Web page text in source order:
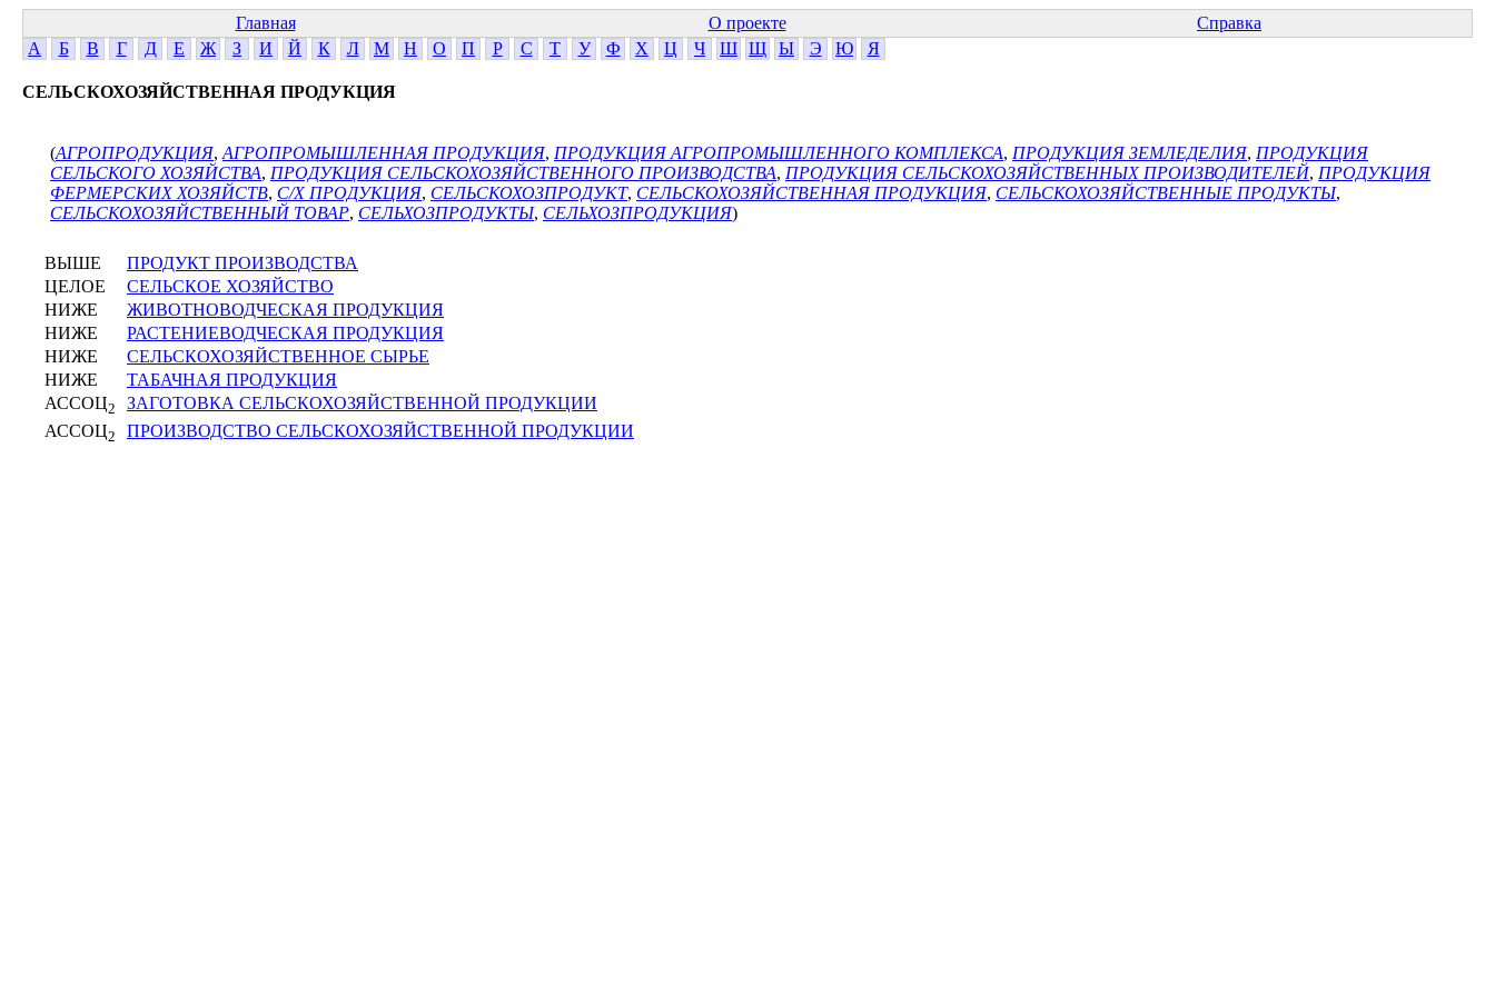
Главная О проекте
Справка
А
Б В Г Д Е Ж З И Й К Л М Н О П Р С Т У Ф Х Ц Ч Ш Щ Ы Э Ю Я
СЕЛЬСКОХОЗЯЙСТВЕННАЯ ПРОДУКЦИЯ
(АГРОПРОДУКЦИЯ, АГРОПРОМЫШЛЕННАЯ ПРОДУКЦИЯ, ПРОДУКЦИЯ АГРОПРОМЫШЛЕННОГО КОМПЛЕКСА, ПРОДУКЦИЯ ЗЕМЛЕДЕЛИЯ, ПРОДУКЦИЯ
СЕЛЬСКОГО ХОЗЯЙСТВА, ПРОДУКЦИЯ СЕЛЬСКОХОЗЯЙСТВЕННОГО ПРОИЗВОДСТВА, ПРОДУКЦИЯ СЕЛЬСКОХОЗЯЙСТВЕННЫХ ПРОИЗВОДИТЕЛЕЙ, ПРОДУКЦИЯ
ФЕРМЕРСКИХ ХОЗЯЙСТВ, С/Х ПРОДУКЦИЯ, СЕЛЬСКОХОЗПРОДУКТ, СЕЛЬСКОХОЗЯЙСТВЕННАЯ ПРОДУКЦИЯ, СЕЛЬСКОХОЗЯЙСТВЕННЫЕ ПРОДУКТЫ,
СЕЛЬСКОХОЗЯЙСТВЕННЫЙ ТОВАР, СЕЛЬХОЗПРОДУКТЫ, СЕЛЬХОЗПРОДУКЦИЯ)
ВЫШЕ
ПРОДУКТ ПРОИЗВОДСТВА
ЦЕЛОЕ
СЕЛЬСКОЕ ХОЗЯЙСТВО
НИЖЕ
ЖИВОТНОВОДЧЕСКАЯ ПРОДУКЦИЯ
НИЖЕ
РАСТЕНИЕВОДЧЕСКАЯ ПРОДУКЦИЯ
НИЖЕ
СЕЛЬСКОХОЗЯЙСТВЕННОЕ СЫРЬЕ
НИЖЕ
ТАБАЧНАЯ ПРОДУКЦИЯ
АССОЦ2
ЗАГОТОВКА СЕЛЬСКОХОЗЯЙСТВЕННОЙ ПРОДУКЦИИ
АССОЦ2 ПРОИЗВОДСТВО СЕЛЬСКОХОЗЯЙСТВЕННОЙ ПРОДУКЦИИ